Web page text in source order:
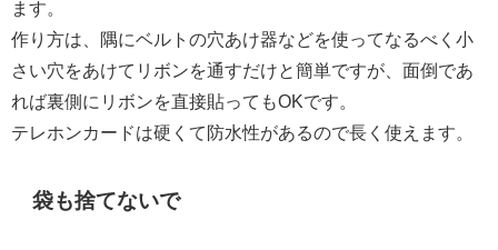
ます。
作り方は、隅にベルトの穴あけ器などを使ってなるべく小
さい穴をあけてリボンを通すだけと簡単ですが、面倒であ
れば裏側にリボンを直接貼ってもOKです。
テレホンカードは硬くて防水性があるので長く使えます。
袋も捨てないで